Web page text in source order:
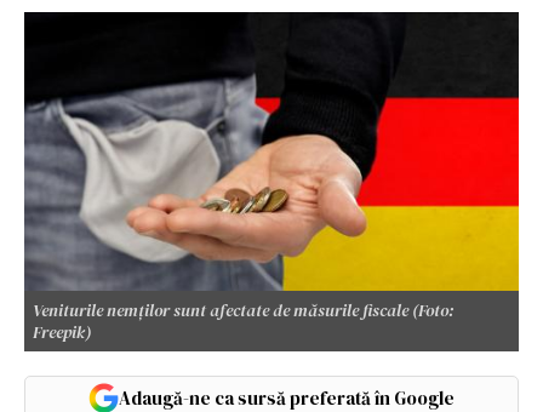
Veniturile nemților sunt afectate de măsurile fiscale (Foto:
Freepik)
Adaugă-ne ca sursă preferată în Google